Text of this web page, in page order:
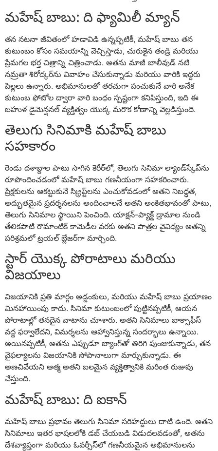
మహేష్ బాబు: ది ఫ్యామిలీ మ్యాన్
తన నటనా జీవితంలో హడావిడి ఉన్నప్పటికీ, మహేష్ బాబు తన
కుటుంబం కోసం సమయాన్ని వెచ్చిస్తాడు, చురుకైన తండ్రి మరియు
ప్రేమగల భర్త చిత్రాన్ని చిత్రించాడు. అతను మాజీ బాలీవుడ్ నటి
నమ్రతా శిరోద్కర్‌ను వివాహం చేసుకున్నాడు మరియు వారికి ఇద్దరు
పిల్లలు ఉన్నారు. అభిమానులతో తరచుగా పంచుకునే వారి అనేక
కుటుంబ ఫోటోల ద్వారా వారి బంధం స్పష్టంగా కనిపిస్తుంది, ఇది ఈ
బహుళ డైమెన్షనల్ వ్యక్తిత్వం యొక్క మరొక కోణాన్ని వెల్లడిస్తుంది.
తెలుగు సినిమాకి మహేష్ బాబు
సహకారం
రెండు దశాబ్దాల పాటు సాగిన కెరీర్‌లో, తెలుగు సినిమా ల్యాండ్‌స్కేప్‌ను
రూపొందించడంలో మహేష్ బాబు గణనీయంగా సహకరించారు.
ప్రేక్షకులను ఆకట్టుకునే స్క్రిప్ట్‌లను ఎంచుకోవడంలో అతని నిబద్ధత,
అద్భుతమైన ప్రదర్శనలను అందించాలనే అతని అంకితభావంతో పాటు,
తెలుగు సినిమాల స్థాయిని పెంచింది. యాక్షన్-ప్యాక్డ్ డ్రామాల నుండి
తేలికపాటి రొమాంటిక్ కామెడీల వరకు అతని పాత్రల వైవిధ్యం అతన్ని
పరిశ్రమలో ట్రయల్ బ్లేజర్‌గా మార్చింది.
స్టార్ యొక్క పోరాటాలు మరియు
విజయాలు
విజయానికి ప్రతి మార్గం అడ్డంకులు, మరియు మహేష్ బాబు ప్రయాణం
మినహాయింపు కాదు. సినిమా కుటుంబంలో పుట్టినప్పటికీ, ఆయన
పోరాటాల్లో తనదైన వాటాను చూశారు. అతని సినిమాలు బాక్సాఫీస్
వద్ద ఫర్వాలేదని, విమర్శలను ఆహ్వానిస్తున్న సందర్భాలు ఉన్నాయి.
అయినప్పటికీ, అతను ఎప్పుడూ బ్యాంగ్‌తో తిరిగి పుంజుకున్నాడు, తన
వైఫల్యాలను విజయానికి సోపానాలుగా మార్చుకున్నాడు. ఈ
అణచివేయని ఆత్మ అతని బలమైన వ్యక్తిత్వానికి మరింత రుజువు
చేస్తుంది.
మహేష్ బాబు: ది ఐకాన్
మహేష్ బాబు ప్రభావం తెలుగు సినిమా సరిహద్దులు దాటి ఉంది. అతని
సినిమాలు ఇతర భాషలలోకి డబ్ చేయబడి విడుదలవడంతో, అతను
దేశవ్యాప్తంగా మరియు ఓవర్సీస్‌లో గణనీయమైన అభిమానులను